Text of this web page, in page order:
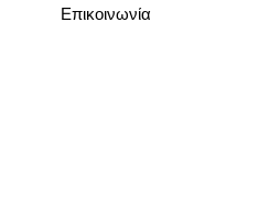
Επικοινωνία